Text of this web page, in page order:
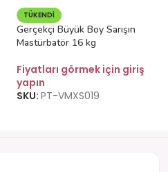
TÜKENDI
Gerçekçi Büyük Boy Sarışın
Mastürbatör 16 kg
Fiyatları görmek için giriş
yapın
SKU: PT-VMXS019